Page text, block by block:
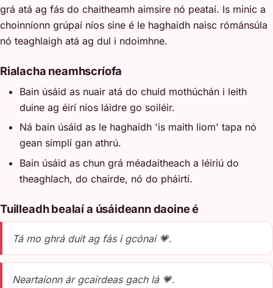
grá atá ag fás do chaitheamh aimsire nó peataí. Is minic a
choinníonn grúpaí níos sine é le haghaidh naisc rómánsúla
nó teaghlaigh atá ag dul i ndoimhne.
Rialacha neamhscríofa
Bain úsáid as nuair atá do chuid mothúchán i leith
duine ag éirí níos láidre go soiléir.
Ná bain úsáid as le haghaidh 'is maith liom' tapa nó
gean simplí gan athrú.
Bain úsáid as chun grá méadaitheach a léiriú do
theaghlach, do chairde, nó do pháirtí.
Tuilleadh bealaí a úsáideann daoine é
Tá mo ghrá duit ag fás i gcónaí 💗.
Neartaíonn ár gcairdeas gach lá 💗.